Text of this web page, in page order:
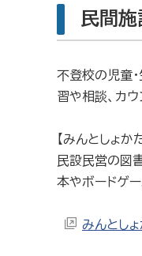
民間施
不登校の児童
習や相談、カ
【みんとしょか
民設民営の図
本やボードゲ
みんとしょ